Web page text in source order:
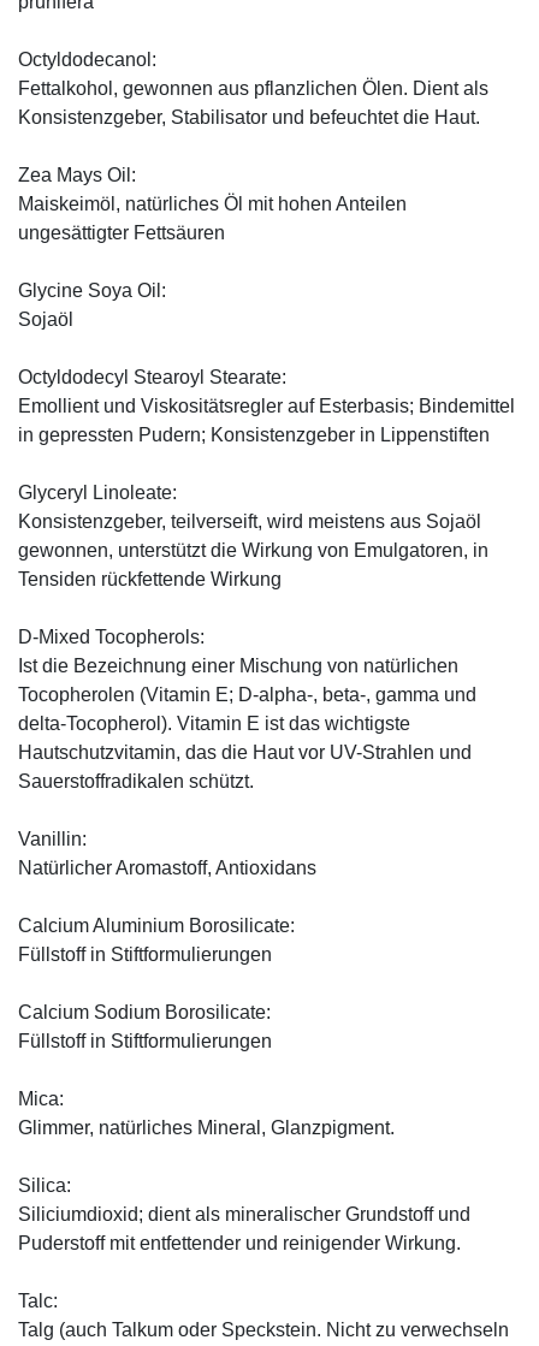
Octyldodecanol:
Fettalkohol, gewonnen aus pflanzlichen Ölen. Dient als
Konsistenzgeber, Stabilisator und befeuchtet die Haut.
Zea Mays Oil:
Maiskeimöl, natürliches Öl mit hohen Anteilen
ungesättigter Fettsäuren
Glycine Soya Oil:
Sojaöl
Octyldodecyl Stearoyl Stearate:
Emollient und Viskositätsregler auf Esterbasis; Bindemittel
in gepressten Pudern; Konsistenzgeber in Lippenstiften
Glyceryl Linoleate:
Konsistenzgeber, teilverseift, wird meistens aus Sojaöl
gewonnen, unterstützt die Wirkung von Emulgatoren, in
Tensiden rückfettende Wirkung
D-Mixed Tocopherols:
Ist die Bezeichnung einer Mischung von natürlichen
Tocopherolen (Vitamin E; D-alpha-, beta-, gamma und
delta-Tocopherol). Vitamin E ist das wichtigste
Hautschutzvitamin, das die Haut vor UV-Strahlen und
Sauerstoffradikalen schützt.
Vanillin:
Natürlicher Aromastoff, Antioxidans
Calcium Aluminium Borosilicate:
Füllstoff in Stiftformulierungen
Calcium Sodium Borosilicate:
Füllstoff in Stiftformulierungen
Mica:
Glimmer, natürliches Mineral, Glanzpigment.
Silica:
Siliciumdioxid; dient als mineralischer Grundstoff und
Puderstoff mit entfettender und reinigender Wirkung.
Talc:
Talg (auch Talkum oder Speckstein. Nicht zu verwechseln